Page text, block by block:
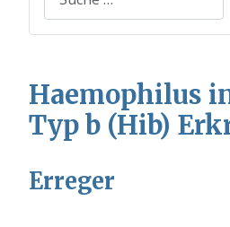
Haemophilus
Typ b (Hib)
Erreger